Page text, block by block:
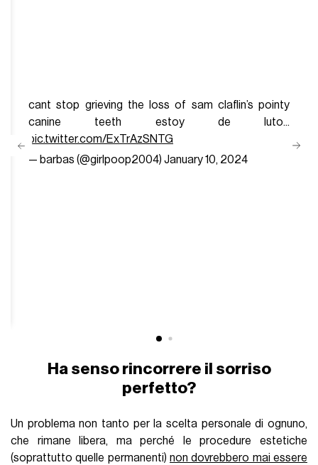
cant stop grieving the loss of sam claflin’s pointy
canine teeth estoy de luto...
pic.twitter.com/ExTrAzSNTG
— barbas (@girlpoop2004) January 10, 2024
Ha senso rincorrere il sorriso
perfetto?
Un problema non tanto per la scelta personale di ognuno,
che rimane libera, ma perché le procedure estetiche
(soprattutto quelle permanenti) non dovrebbero mai essere